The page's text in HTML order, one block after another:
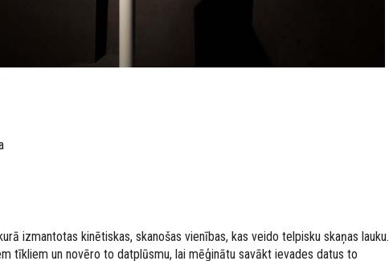
izmantotas kinētiskas, skanošas vienības, kas veido telpisku skaņas lauku.
tīkliem un novēro to datplūsmu, lai mēģinātu savākt ievades datus to